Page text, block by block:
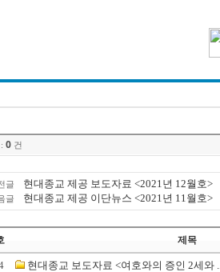
0 건
글 현대종교 제공 보도자료 <2021년 12월호>
글 현대종교 제공 이단뉴스 <2021년 11월호>
제목
현대종교 보도자료 <여호와의 증인 2세와